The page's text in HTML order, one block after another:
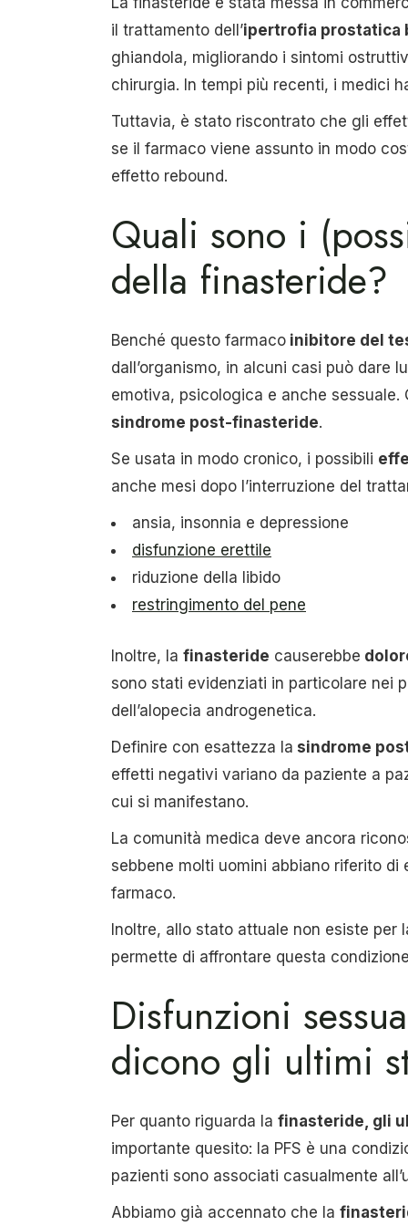
il trattamento dell’ipertrofia prostatica
ghiandola, migliorando i sintomi
chirurgia. In tempi più recenti, i medici
Tuttavia, è stato riscontrato che gli
se il farmaco viene assunto in modo
effetto rebound.
Quali sono i
della finasteride?
Benché questo farmaco inibitore del
dall’organismo, in alcuni casi può dare
emotiva, psicologica e anche
sindrome post-finasteride.
Se usata in modo cronico, i possibili
anche mesi dopo l’interruzione del
ansia, insonnia e depressione
disfunzione erettile
riduzione della libido
restringimento del pene
Inoltre, la finasteride causerebbe
sono stati evidenziati in particolare nei
dell’alopecia androgenetica.
Definire con esattezza la sindrome
effetti negativi variano da paziente a
cui si manifestano.
La comunità medica deve ancora
sebbene molti uomini abbiano riferito di
farmaco.
Inoltre, allo stato attuale non esiste per
permette di affrontare questa
Disfunzioni
dicono gli ultimi
Per quanto riguarda la finasteride, gli
importante quesito: la PFS è una
pazienti sono associati casualmente
Abbiamo già accennato che la